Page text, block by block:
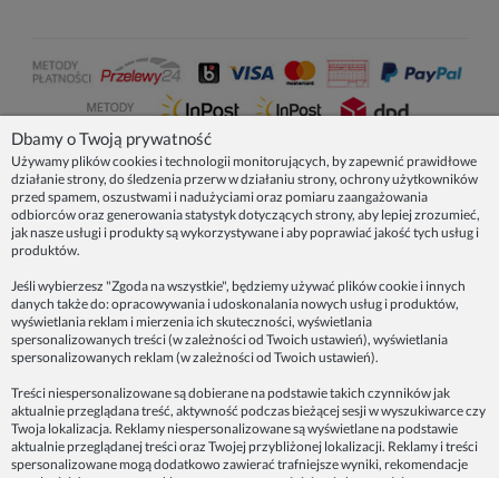
NASZE PRODUKTY
INFORMACJE
ZAINSPIRUJ SIĘ!
Dane firmy:
Spoko Motyw, Małgorzata Nowak-Staszak
ul. Skowronia 3D/4, 30-650 Kraków
NIP 7343314687
Dbamy o Twoją prywatność
Używamy plików cookies i technologii monitorujących, by zapewnić prawidłowe
działanie strony, do śledzenia przerw w działaniu strony, ochrony użytkowników
przed spamem, oszustwami i nadużyciami oraz pomiaru zaangażowania
odbiorców oraz generowania statystyk dotyczących strony, aby lepiej zrozumieć,
jak nasze usługi i produkty są wykorzystywane i aby poprawiać jakość tych usług i
produktów.
Jeśli wybierzesz "Zgoda na wszystkie", będziemy używać plików cookie i innych
danych także do: opracowywania i udoskonalania nowych usług i produktów,
wyświetlania reklam i mierzenia ich skuteczności, wyświetlania
spersonalizowanych treści (w zależności od Twoich ustawień), wyświetlania
spersonalizowanych reklam (w zależności od Twoich ustawień).
Treści niespersonalizowane są dobierane na podstawie takich czynników jak
aktualnie przeglądana treść, aktywność podczas bieżącej sesji w wyszukiwarce czy
Twoja lokalizacja. Reklamy niespersonalizowane są wyświetlane na podstawie
aktualnie przeglądanej treści oraz Twojej przybliżonej lokalizacji. Reklamy i treści
spersonalizowane mogą dodatkowo zawierać trafniejsze wyniki, rekomendacje